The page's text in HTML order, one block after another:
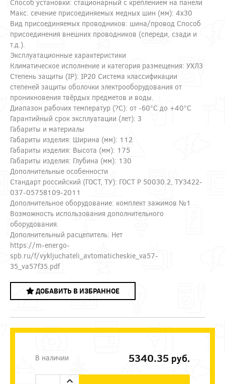
Способ установки: стационарный с креплением на панели
Макс. сечение присоединяемых медных шин (мм): 4х30
Вид присоединяемых проводников: шина/провод Способ
присоединения внешних проводников (спереди, сзади и
т.д.).
Эксплуатационные характеристики
Климатическое исполнение и категория размещения: УХЛ3
Степень защиты (IP): IP20 Система классификации
степеней защиты оболочки электрооборудования от
проникновения твёрдых предметов и воды.
Диапазон рабочих температур (?С): от -60°С до +40°С
Гарантийный срок эксплуатации (лет): 3
Габариты и материалы
Габариты изделия: Ширина (мм): 112
Габариты изделия: Высота (мм): 175
Габариты изделия: Глубина (мм): 130
Дополнительные особенности
Стандарт российский (ГОСТ, ТУ): ГОСТ Р 50030.2, ТУ3422-
037-05758109-2011
Дополнительное оборудование: комплект зажимов №1
Возможность использования дополнительного
оборудования.
Дополнительный расцепитель: Нет
https://m-energo-
spb.ru/f/vykljuchateli_avtomaticheskie_va57-
35_va57f35.pdf
ДОБАВИТЬ В ИЗБРАННОЕ
В наличии 5340.35 руб.